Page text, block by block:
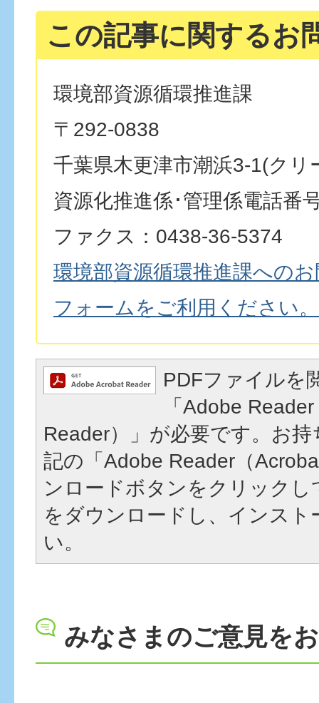
この記事に関するお
環境部資源循環推進課
〒292-0838
千葉県木更津市潮浜3-1(クリ
資源化推進係･管理係電話番
ファクス：0438-36-5374
環境部資源循環推進課への
フォームをご利用ください。
PDFファイルを
「Adobe
Reader）」が必要です。お
記の「Adobe Reader（
ンロードボタンをクリック
をダウンロードし、インスト
い。
みなさまのご意見を